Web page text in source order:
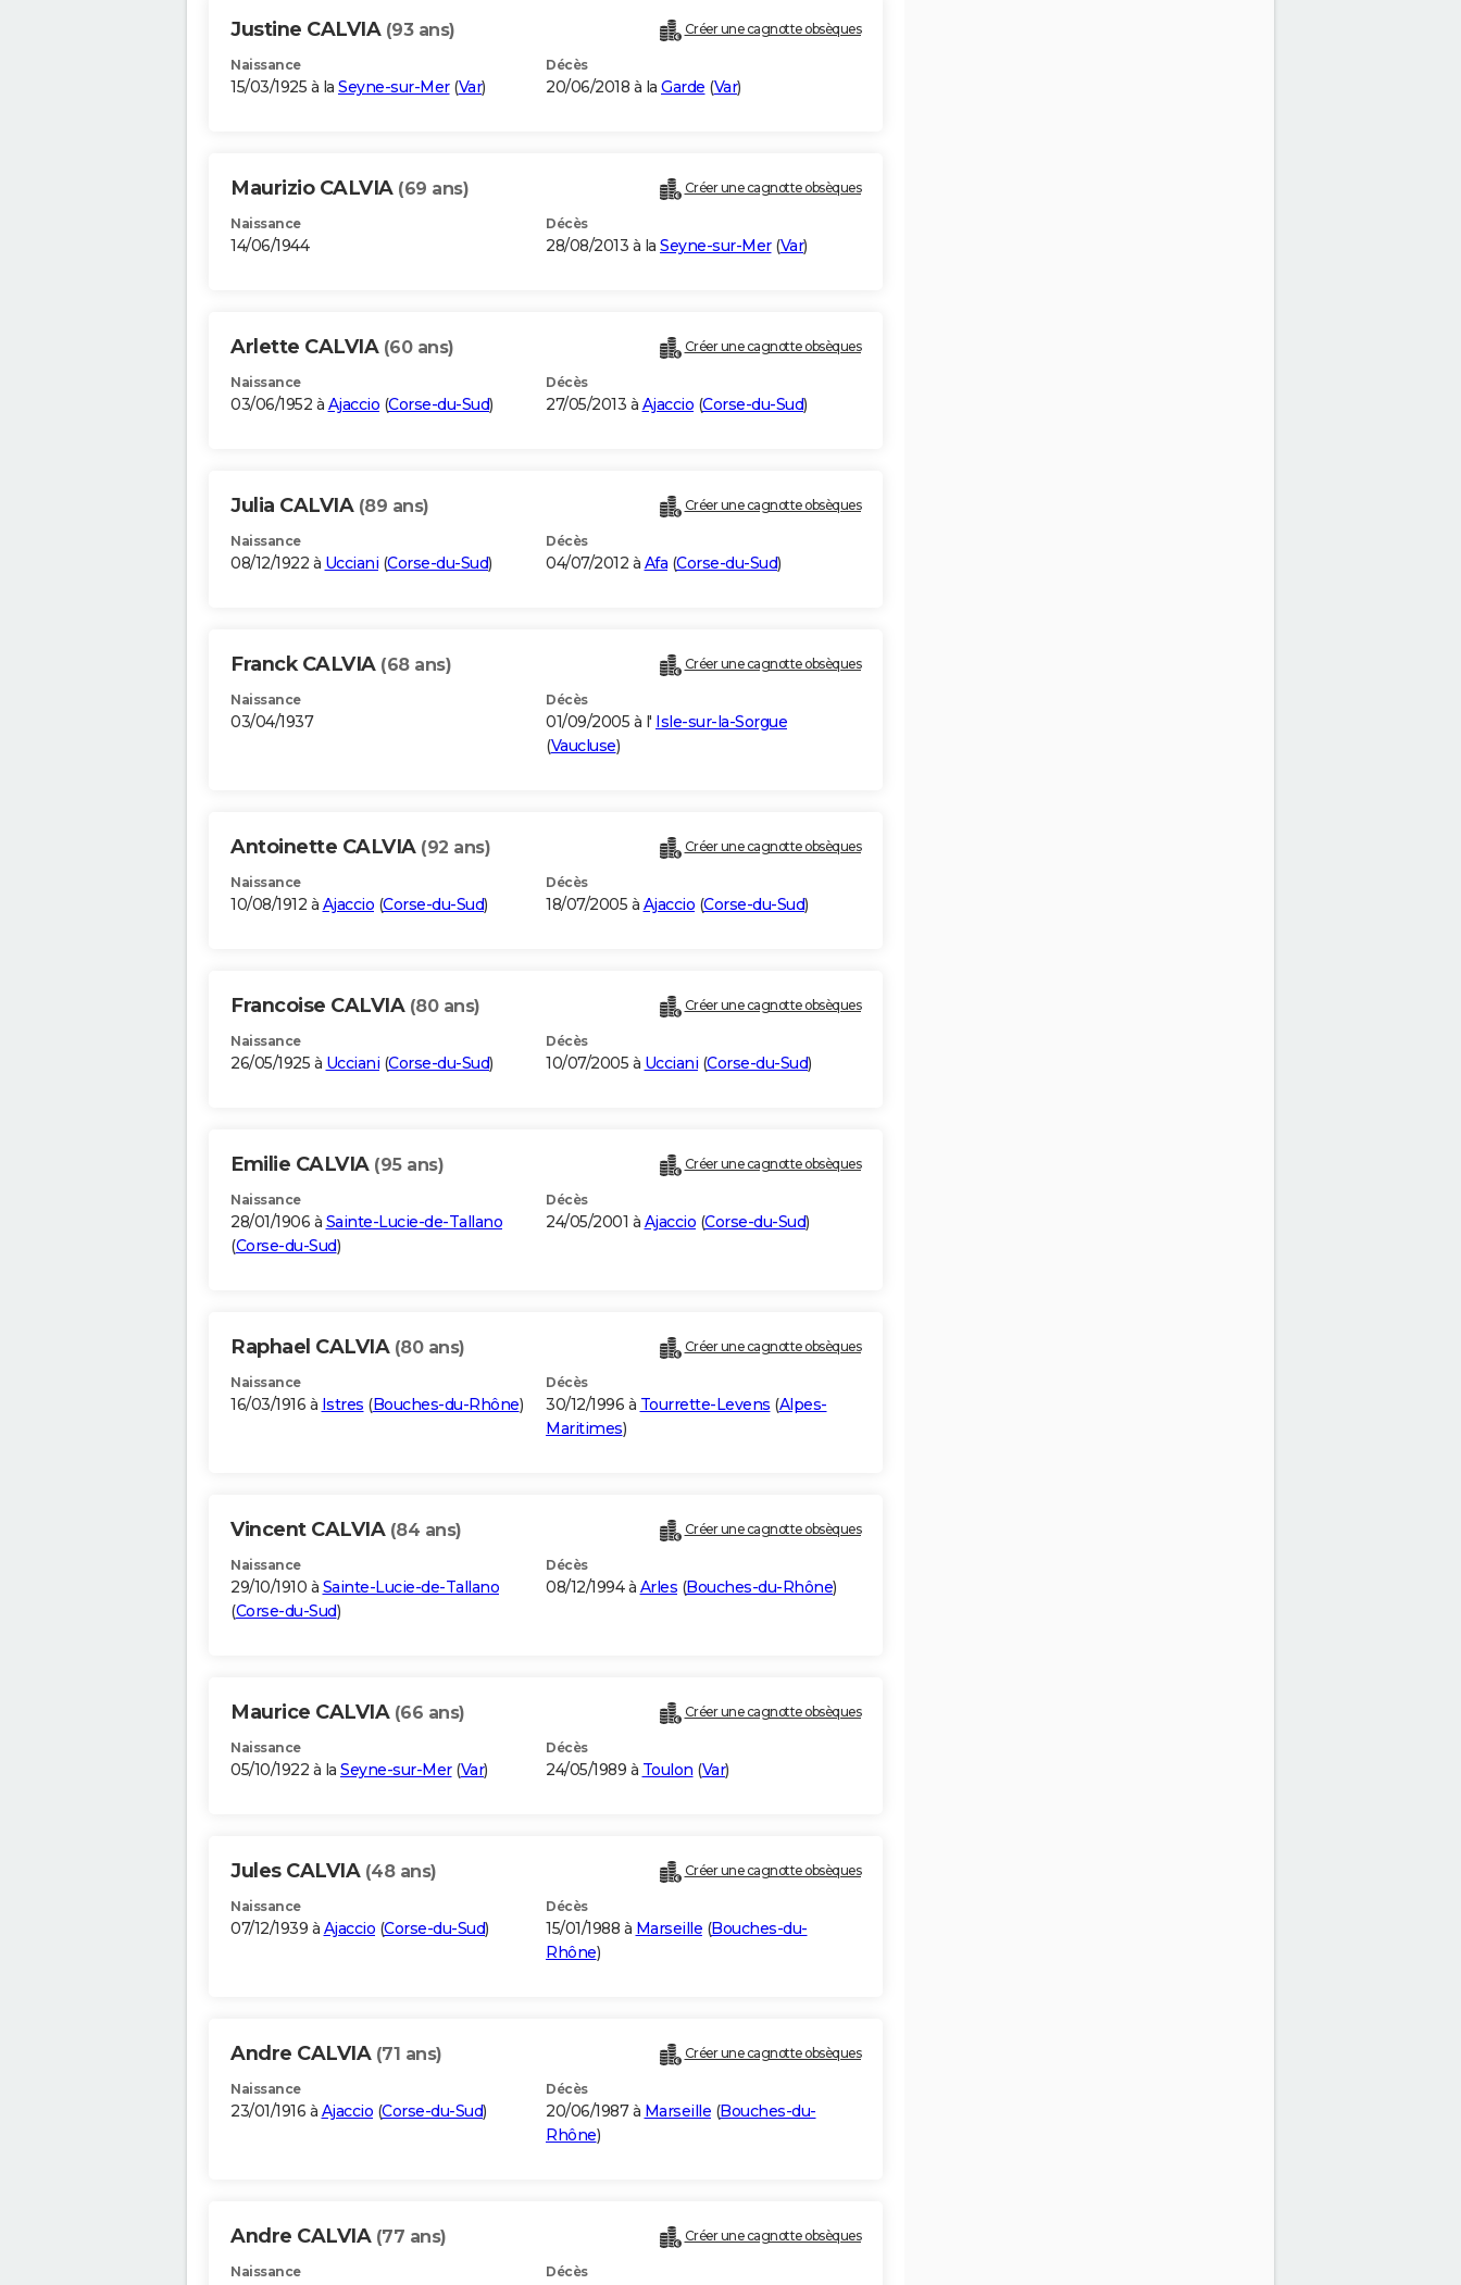
Justine CALVIA (93 ans) Créer une cagnotte obsèques
Naissance
15/03/1925 à la Seyne-sur-Mer(Var)
Décès
20/06/2018 à la Garde (Var)
Maurizio CALVIA (69 ans) Créer une cagnotte obsèques
Naissance
14/06/1944
Décès
28/08/2013 à la Seyne-sur-Mer(Var)
Arlette CALVIA (60 ans) Créer une cagnotte obsèques
Naissance
03/06/1952 à Ajaccio (Corse-du-Sud)
Décès
27/05/2013 à Ajaccio (Corse-du-Sud)
Julia CALVIA (89 ans) Créer une cagnotte obsèques
Naissance
08/12/1922 à Ucciani (Corse-du-Sud)
Décès
04/07/2012 à Afa (Corse-du-Sud)
Franck CALVIA (68 ans) Créer une cagnotte obsèques
Naissance
03/04/1937
Décès
01/09/2005 à l' Isle-sur-la-Sorgue
(Vaucluse)
Antoinette CALVIA (92 ans) Créer une cagnotte obsèques
Naissance
10/08/1912 à Ajaccio (Corse-du-Sud)
Décès
18/07/2005 à Ajaccio (Corse-du-Sud)
Francoise CALVIA (80 ans) Créer une cagnotte obsèques
Naissance
26/05/1925 à Ucciani (Corse-du-Sud)
Décès
10/07/2005 à Ucciani (Corse-du-Sud)
Emilie CALVIA (95 ans) Créer une cagnotte obsèques
Naissance
28/01/1906 à Sainte-Lucie-de-Tallano
(Corse-du-Sud)
Décès
24/05/2001 à Ajaccio (Corse-du-Sud)
Raphael CALVIA (80 ans) Créer une cagnotte obsèques
Naissance
16/03/1916 à Istres (Bouches-du-Rhône)
Décès
30/12/1996 à Tourrette-Levens (Alpes-
Maritimes)
Vincent CALVIA (84 ans) Créer une cagnotte obsèques
Naissance
29/10/1910 à Sainte-Lucie-de-Tallano
(Corse-du-Sud)
Décès
08/12/1994 à Arles (Bouches-du-Rhône)
Maurice CALVIA (66 ans) Créer une cagnotte obsèques
Naissance
05/10/1922 à la Seyne-sur-Mer(Var)
Décès
24/05/1989 à Toulon (Var)
Jules CALVIA (48 ans) Créer une cagnotte obsèques
Naissance
07/12/1939 à Ajaccio (Corse-du-Sud)
Décès
15/01/1988 à Marseille (Bouches-du-
Rhône)
Andre CALVIA (71 ans) Créer une cagnotte obsèques
Naissance
23/01/1916 à Ajaccio (Corse-du-Sud)
Décès
20/06/1987 à Marseille (Bouches-du-
Rhône)
Andre CALVIA (77 ans) Créer une cagnotte obsèques
Naissance Décès